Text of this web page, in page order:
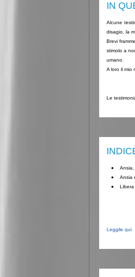
IN
Alcune
disagio, la
Brevi
stimolo a
umano.
A loro il mio
Le
Ansia,
Ansia
Leggile qui